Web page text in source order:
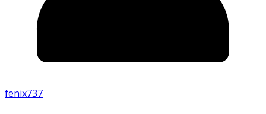
fenix737